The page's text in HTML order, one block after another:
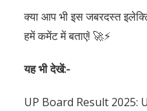
क्या आप भी इस जबरदस्त
हमें कमेंट में बताएं! 🚀⚡
यह भी देखें:-
UP Board Result 2025: